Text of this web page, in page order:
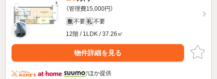
（管理費15,000円）
敷 不要 礼 不要
12階 / 1LDK / 37.26㎡
物件詳細を見る
ほか提供